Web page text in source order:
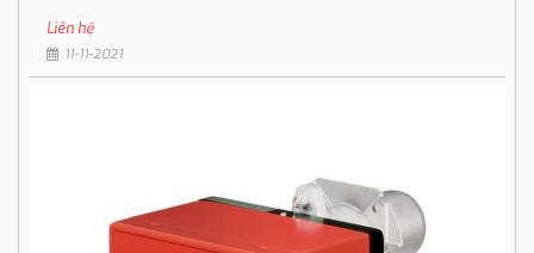
Liên hệ
11-11-2021